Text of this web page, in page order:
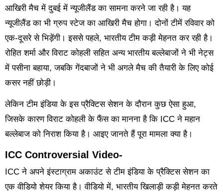
आखिरी मैच में दुबई में न्यूजीलैंड का सामना करने जा रही है। यह
न्यूजीलैंड का भी ग्रुप स्टेज का आखिरी मैच होगा। दोनों टीमें रविवार को
एक-दूसरे से भिड़ेंगी। इससे पहले, भारतीय टीम कड़ी मेहनत कर रही है।
रोहित शर्मा और विराट कोहली सहित अन्य भारतीय बल्लेबाजों ने भी नेट्स
में पसीना बहाया, जबकि गेंदबाजों ने भी अगले मैच की तैयारी के लिए कोई
कसर नहीं छोड़ी।
लेकिन टीम इंडिया के इस प्रैक्टिस सेशन के दौरान कुछ ऐसा हुआ,
जिसके कारण विराट कोहली के फैंस का मानना है कि ICC ने महान
बल्लेबाज को निराश किया है। आइए जानते हैं पूरा मामला क्या है।
ICC Controversial Video-
ICC ने अपने इंस्टाग्राम अकाउंट से टीम इंडिया के प्रैक्टिस सेशन का
एक वीडियो शेयर किया है। वीडियो में, भारतीय खिलाड़ी कड़ी मेहनत करते